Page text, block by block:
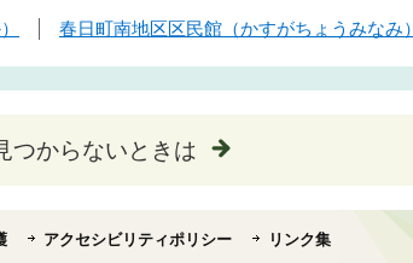
春日町南地区区民館（かすがちょうみなみ）
つからないときは
アクセシビリティポリシー リンク集